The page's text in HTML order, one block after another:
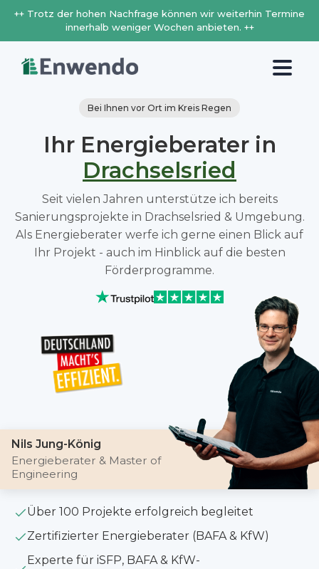
++ Trotz der hohen Nachfrage können wir weiterhin Termine
innerhalb weniger Wochen anbieten. ++
Bei Ihnen vor Ort im Kreis Regen
Ihr Energieberater in
Drachselsried
Seit vielen Jahren unterstütze ich bereits
Sanierungsprojekte in Drachselsried & Umgebung.
Als Energieberater werfe ich gerne einen Blick auf
Ihr Projekt - auch im Hinblick auf die besten
Förderprogramme.
Nils Jung-König
Energieberater & Master of
Engineering
Über 100 Projekte erfolgreich begleitet
Zertifizierter Energieberater (BAFA & KfW)
Experte für iSFP, BAFA & KfW-